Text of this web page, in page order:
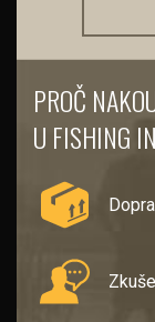
PROČ
U FISHING